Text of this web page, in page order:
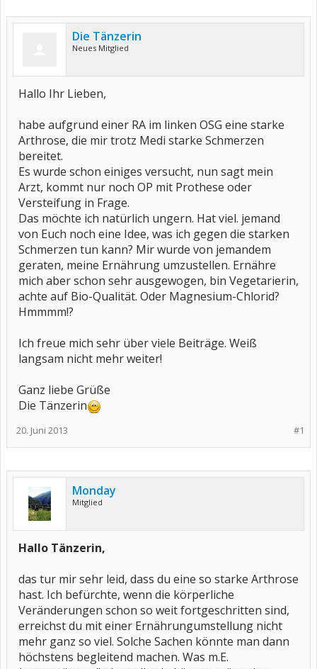
Die Tänzerin
Neues Mitglied
Hallo Ihr Lieben,
habe aufgrund einer RA im linken OSG eine starke
Arthrose, die mir trotz Medi starke Schmerzen
bereitet.
Es wurde schon einiges versucht, nun sagt mein
Arzt, kommt nur noch OP mit Prothese oder
Versteifung in Frage.
Das möchte ich natürlich ungern. Hat viel. jemand
von Euch noch eine Idee, was ich gegen die starken
Schmerzen tun kann? Mir wurde von jemandem
geraten, meine Ernährung umzustellen. Ernähre
mich aber schon sehr ausgewogen, bin Vegetarierin,
achte auf Bio-Qualität. Oder Magnesium-Chlorid?
Hmmmm!?
Ich freue mich sehr über viele Beiträge. Weiß
langsam nicht mehr weiter!
Ganz liebe Grüße
Die Tänzerin
#1
20. Juni 2013
Monday
Mitglied
Hallo Tänzerin,
das tur mir sehr leid, dass du eine so starke Arthrose
hast. Ich befürchte, wenn die körperliche
Veränderungen schon so weit fortgeschritten sind,
erreichst du mit einer Ernährungumstellung nicht
mehr ganz so viel. Solche Sachen könnte man dann
höchstens begleitend machen. Was m.E.